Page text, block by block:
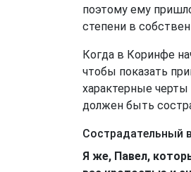
поэтому ему
степени в
Когда в Коринфе
чтобы показать
характерные
должен быть
Сострадательный
Я же, Павел,